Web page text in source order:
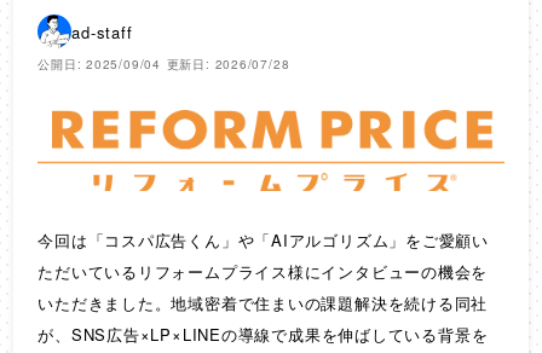
ad-staff
公開日: 2025/09/04 更新日: 2026/07/28
今回は「コスパ広告くん」や「AIアルゴリズム」をご愛顧い
ただいているリフォームプライス様にインタビューの機会を
いただきました。地域密着で住まいの課題解決を続ける同社
が、SNS広告×LP×LINEの導線で成果を伸ばしている背景を